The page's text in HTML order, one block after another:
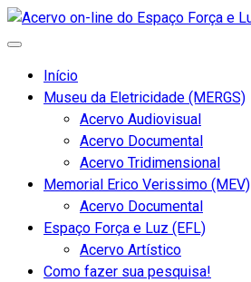
Início
Museu da Eletricidade (MERGS)
Acervo Audiovisual
Acervo Documental
Acervo Tridimensional
Memorial Erico Verissimo (MEV)
Acervo Documental
Espaço Força e Luz (EFL)
Acervo Artístico
Como fazer sua pesquisa!